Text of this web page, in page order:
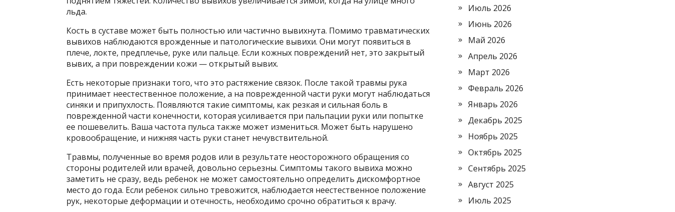
льда.
Кость в суставе может быть полностью или частично вывихнута. Помимо травматических
вывихов наблюдаются врожденные и патологические вывихи. Они могут появиться в
плече, локте, предплечье, руке или пальце. Если кожных повреждений нет, это закрытый
вывих, а при повреждении кожи — открытый вывих.
Есть некоторые признаки того, что это растяжение связок. После такой травмы рука
принимает неестественное положение, а на поврежденной части руки могут наблюдаться
синяки и припухлость. Появляются такие симптомы, как резкая и сильная боль в
поврежденной части конечности, которая усиливается при пальпации руки или попытке
ее пошевелить. Ваша частота пульса также может измениться. Может быть нарушено
кровообращение, и нижняя часть руки станет нечувствительной.
Травмы, полученные во время родов или в результате неосторожного обращения со
стороны родителей или врачей, довольно серьезны. Симптомы такого вывиха можно
заметить не сразу, ведь ребенок не может самостоятельно определить дискомфортное
место до года. Если ребенок сильно тревожится, наблюдается неестественное положение
рук, некоторые деформации и отечность, необходимо срочно обратиться к врачу.
Июль 2026
Июнь 2026
Май 2026
Апрель 2026
Март 2026
Февраль 2026
Январь 2026
Декабрь 2025
Ноябрь 2025
Октябрь 2025
Сентябрь 2025
Август 2025
Июль 2025